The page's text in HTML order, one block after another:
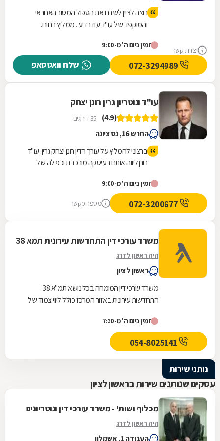
יצירת קשר
רוצה לציין לשבח את הטפול המסור האחראי
והמוקפד של עו"ד עוז רדיע . ממליץ בחום.
זמין ביום ה' מ-9:00
שלח וואטסאפ
עו"ד ונוטריון גרין רונן יצחק
(4.9) 35 דירוגים
החרש 16, נס ציונה
ברצוני להמליץ על עורך הדין רונן יצחק גרין. עו"ד
רונן ליווה אותנו בעיסקה מורכבת וכפולה של
בכשרונו בין שלל המסמכים, דאג לסנכרן בין כל
הגורמים הרלוונטים בעיסקה, הרגיע כשצריך,
דחף כשהיה צורך ונתן לנו את הגב והביטחון שכל
כך היינו צריכים בתקופה המאתגרת של ביצוע
שקט לסמוך על מקצוען אמיתי וללתת לו לעשות
את העבודה. תודה רבה רונן. היה לנו העונג!
זמין ביום ה' מ-9:00
מספר מקשר
משרד עורכי דין התחדשות עירונית תמא 38
היה ראשון לדרג
ראשון לציון
משרד עורכי דין המומחה בכל נושא תמ"א 38
התחדשות עירונית באזור המרכז כולל ליווי צמוד של
לקבלת...
זמין ביום ה' מ-7:30
נותני שירות
עסקים שנותנים שירות בראשון לציון
מכלוף ושות' - משרד עורכי דין ונוטריונים
היה ראשון לדרג
העבודה 1, אשקלון